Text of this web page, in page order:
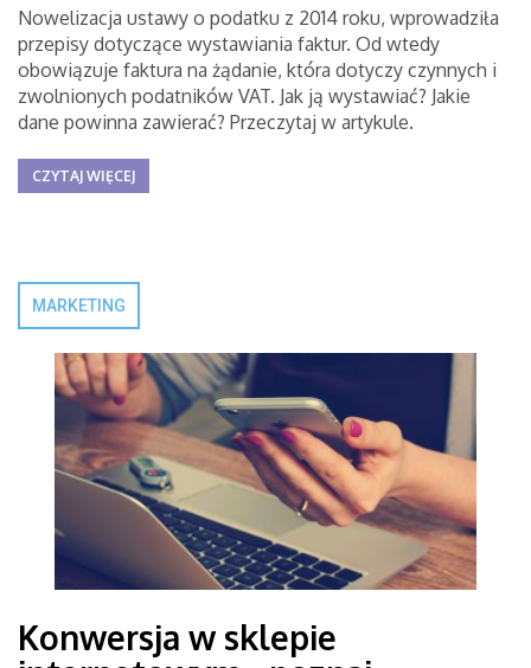
Nowelizacja ustawy o podatku z 2014 roku, wprowadziła
przepisy dotyczące wystawiania faktur. Od wtedy
obowiązuje faktura na żądanie, która dotyczy czynnych i
zwolnionych podatników VAT. Jak ją wystawiać? Jakie
dane powinna zawierać? Przeczytaj w artykule.
CZYTAJ WIĘCEJ
MARKETING
Konwersja w sklepie